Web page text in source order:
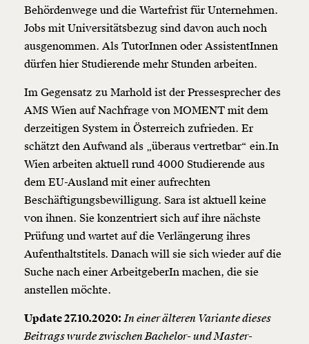
Behördenwege und die Wartefrist für Unternehmen.
Jobs mit Universitätsbezug sind davon auch noch
ausgenommen. Als TutorInnen oder AssistentInnen
dürfen hier Studierende mehr Stunden arbeiten.
Im Gegensatz zu Marhold ist der Pressesprecher des
AMS Wien auf Nachfrage von MOMENT mit dem
derzeitigen System in Österreich zufrieden. Er
schätzt den Aufwand als „überaus vertretbar“ ein.In
Wien arbeiten aktuell rund 4000 Studierende aus
dem EU-Ausland mit einer aufrechten
Beschäftigungsbewilligung. Sara ist aktuell keine
von ihnen. Sie konzentriert sich auf ihre nächste
Prüfung und wartet auf die Verlängerung ihres
Aufenthaltstitels. Danach will sie sich wieder auf die
Suche nach einer ArbeitgeberIn machen, die sie
anstellen möchte.
Update 27.10.2020: In einer älteren Variante dieses
Beitrags wurde zwischen Bachelor- und Master-